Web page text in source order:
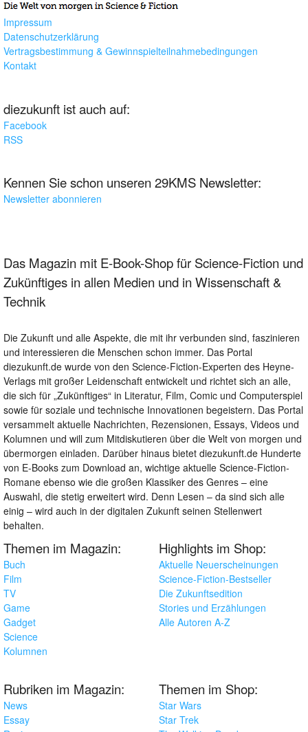
Impressum
Datenschutzerklärung
Vertragsbestimmung & Gewinnspielteilnahmebedingungen
Kontakt
diezukunft ist auch auf:
Facebook
RSS
Kennen Sie schon unseren 29KMS Newsletter:
Newsletter abonnieren
Das Magazin mit E-Book-Shop für Science-Fiction und
Zukünftiges in allen Medien und in Wissenschaft &
Technik
Die Zukunft und alle Aspekte, die mit ihr verbunden sind, faszinieren
und interessieren die Menschen schon immer. Das Portal
diezukunft.de wurde von den Science-Fiction-Experten des Heyne-
Verlags mit großer Leidenschaft entwickelt und richtet sich an alle,
die sich für „Zukünftiges“ in Literatur, Film, Comic und Computerspiel
sowie für soziale und technische Innovationen begeistern. Das Portal
versammelt aktuelle Nachrichten, Rezensionen, Essays, Videos und
Kolumnen und will zum Mitdiskutieren über die Welt von morgen und
übermorgen einladen. Darüber hinaus bietet diezukunft.de Hunderte
von E-Books zum Download an, wichtige aktuelle Science-Fiction-
Romane ebenso wie die großen Klassiker des Genres – eine
Auswahl, die stetig erweitert wird. Denn Lesen – da sind sich alle
einig – wird auch in der digitalen Zukunft seinen Stellenwert
behalten.
Themen im Magazin:
Buch
Film
TV
Game
Gadget
Science
Kolumnen
Highlights im Shop:
Aktuelle Neuerscheinungen
Science-Fiction-Bestseller
Die Zukunftsedition
Stories und Erzählungen
Alle Autoren A-Z
Rubriken im Magazin:
News
Essay
Themen im Shop:
Star Wars
Star Trek